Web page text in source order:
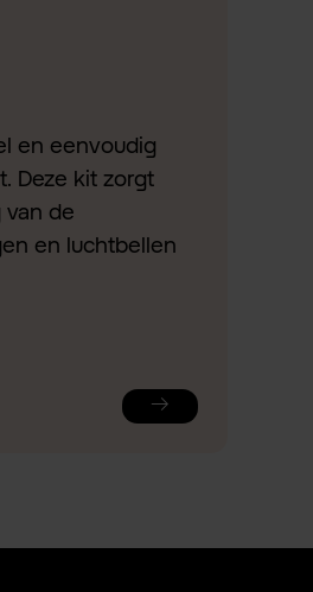
en eenvoudig
Deze kit zorgt
de
en luchtbellen